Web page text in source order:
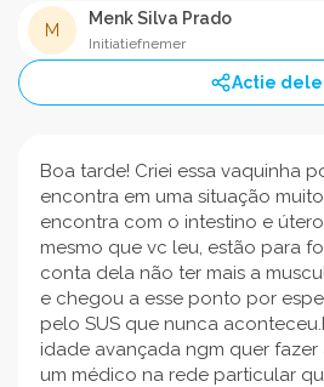
M
Menk Silva Prado
Initiatiefnemer
Actie
Boa tarde! Criei essa vaquinha
encontra em uma situação
encontra com o intestino e
mesmo que vc leu, estão para
conta dela não ter mais a
e chegou a esse ponto por
pelo SUS que nunca
idade avançada ngm quer fazer
um médico na rede particular